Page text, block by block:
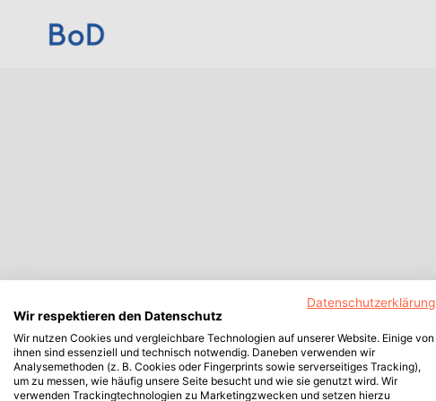
Datenschutzerklärung
Wir respektieren den Datenschutz
Wir nutzen Cookies und vergleichbare Technologien auf unserer Website. Einige von
ihnen sind essenziell und technisch notwendig. Daneben verwenden wir
Analysemethoden (z. B. Cookies oder Fingerprints sowie serverseitiges Tracking),
um zu messen, wie häufig unsere Seite besucht und wie sie genutzt wird. Wir
verwenden Trackingtechnologien zu Marketingzwecken und setzen hierzu